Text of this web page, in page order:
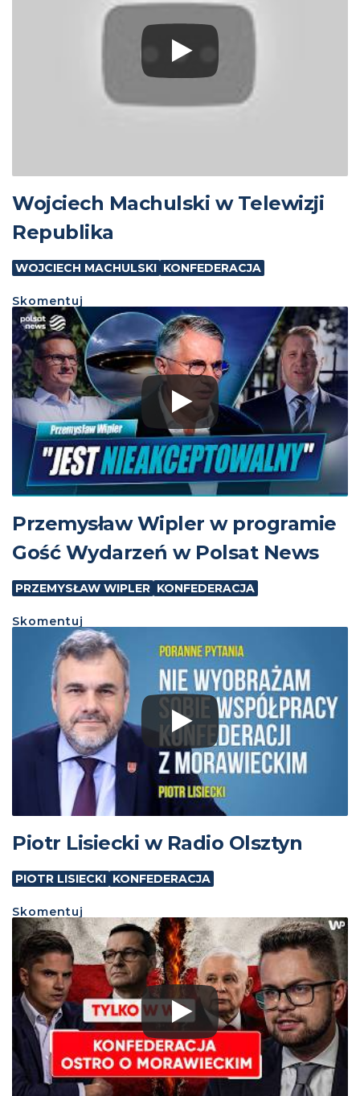
Wojciech Machulski w Telewizji
Republika
WOJCIECH MACHULSKI KONFEDERACJA
Skomentuj
Przemysław Wipler w programie
Gość Wydarzeń w Polsat News
PRZEMYSŁAW WIPLER KONFEDERACJA
Skomentuj
Piotr Lisiecki w Radio Olsztyn
PIOTR LISIECKI KONFEDERACJA
Skomentuj